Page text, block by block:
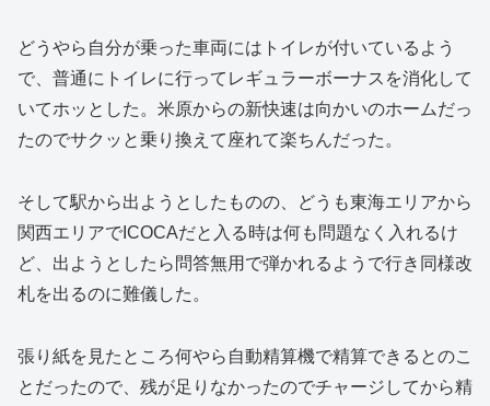
どうやら自分が乗った車両にはトイレが付いているよう
で、普通にトイレに行ってレギュラーボーナスを消化して
いてホッとした。米原からの新快速は向かいのホームだっ
たのでサクッと乗り換えて座れて楽ちんだった。
そして駅から出ようとしたものの、どうも東海エリアから
関西エリアでICOCAだと入る時は何も問題なく入れるけ
ど、出ようとしたら問答無用で弾かれるようで行き同様改
札を出るのに難儀した。
張り紙を見たところ何やら自動精算機で精算できるとのこ
とだったので、残が足りなかったのでチャージしてから精